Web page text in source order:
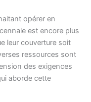
opérer en
est encore plus
leur couverture soit
ressources sont
des exigences
aborde cette